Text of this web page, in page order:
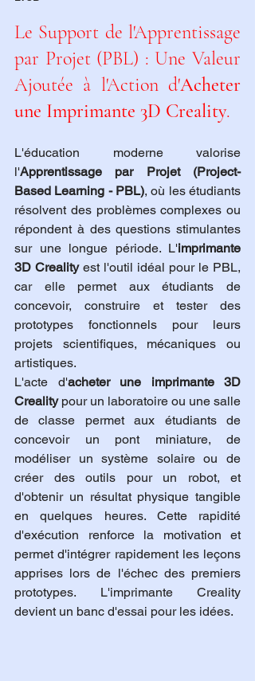
Le Support de l'Apprentissage
par Projet (PBL) : Une Valeur
Ajoutée à l'Action d'Acheter
une Imprimante 3D Creality.
L'éducation moderne valorise
l'Apprentissage par Projet (Project-
Based Learning - PBL), où les étudiants
résolvent des problèmes complexes ou
répondent à des questions stimulantes
sur une longue période. L'imprimante
3D Creality est l'outil idéal pour le PBL,
car elle permet aux étudiants de
concevoir, construire et tester des
prototypes fonctionnels pour leurs
projets scientifiques, mécaniques ou
artistiques.
L'acte d'acheter une imprimante 3D
Creality pour un laboratoire ou une salle
de classe permet aux étudiants de
concevoir un pont miniature, de
modéliser un système solaire ou de
créer des outils pour un robot, et
d'obtenir un résultat physique tangible
en quelques heures. Cette rapidité
d'exécution renforce la motivation et
permet d'intégrer rapidement les leçons
apprises lors de l'échec des premiers
prototypes. L'imprimante Creality
devient un banc d'essai pour les idées.